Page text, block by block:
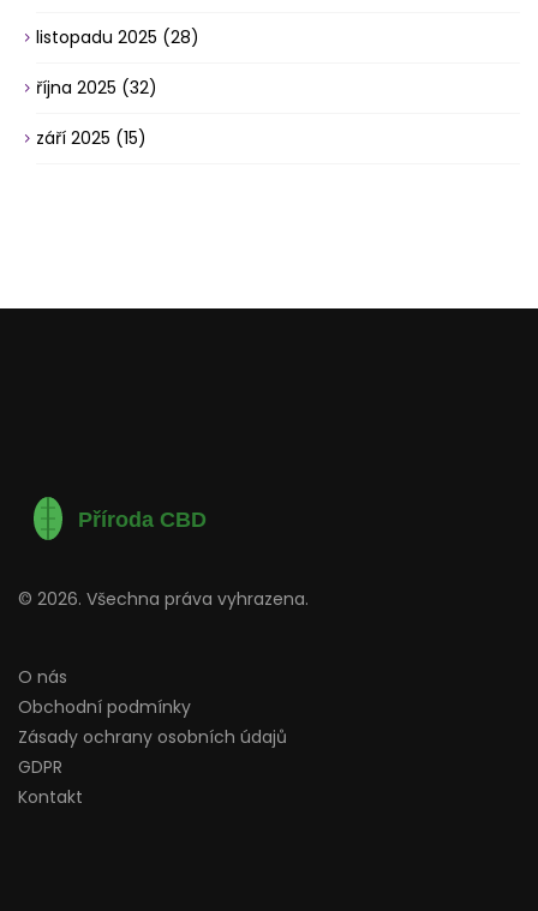
listopadu 2025 (28)
října 2025 (32)
září 2025 (15)
© 2026. Všechna práva vyhrazena.
O nás
Obchodní podmínky
Zásady ochrany osobních údajů
GDPR
Kontakt